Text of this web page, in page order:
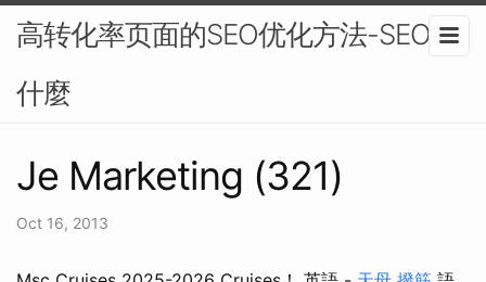
高转化率页面的SEO优化方法-SEO是
什麼
Je Marketing (321)
Oct 16, 2013